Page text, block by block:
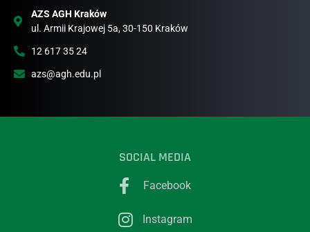
AZS AGH Kraków
ul. Armii Krajowej 5a, 30-150 Kraków
12 617 35 24
azs@agh.edu.pl
SOCIAL MEDIA
Facebook
Instagram